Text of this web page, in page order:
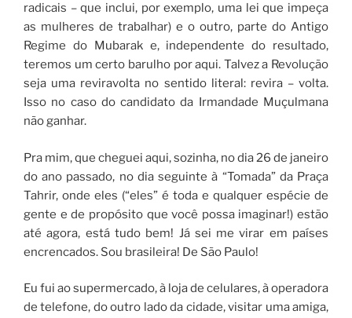
radicais – que inclui, por exemplo, uma lei que impeça
as mulheres de trabalhar) e o outro, parte do Antigo
Regime do Mubarak e, independente do resultado,
teremos um certo barulho por aqui. Talvez a Revolução
seja uma reviravolta no sentido literal: revira – volta.
Isso no caso do candidato da Irmandade Muçulmana
não ganhar.
Pra mim, que cheguei aqui, sozinha, no dia 26 de janeiro
do ano passado, no dia seguinte à “Tomada” da Praça
Tahrir, onde eles (“eles” é toda e qualquer espécie de
gente e de propósito que você possa imaginar!) estão
até agora, está tudo bem! Já sei me virar em países
encrencados. Sou brasileira! De São Paulo!
Eu fui ao supermercado, à loja de celulares, à operadora
de telefone, do outro lado da cidade, visitar uma amiga,